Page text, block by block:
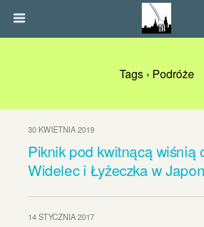
Tags › Podróże
30 KWIETNIA 2019
Piknik pod kwitnącą wiśnią
Widelec i Łyżeczka w
14 STYCZNIA 2017